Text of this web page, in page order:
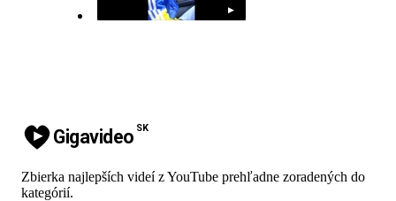
▶
Gigavideo SK
Zbierka najlepších videí z YouTube prehľadne zoradených do
kategórií.